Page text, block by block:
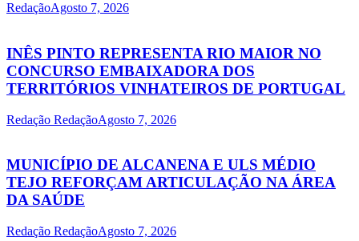
RedaçãoAgosto 7, 2026
INÊS PINTO REPRESENTA RIO MAIOR NO
CONCURSO EMBAIXADORA DOS
TERRITÓRIOS VINHATEIROS DE PORTUGAL
Redação RedaçãoAgosto 7, 2026
MUNICÍPIO DE ALCANENA E ULS MÉDIO
TEJO REFORÇAM ARTICULAÇÃO NA ÁREA
DA SAÚDE
Redação RedaçãoAgosto 7, 2026